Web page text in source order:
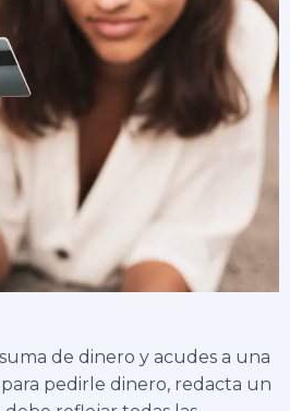
de dinero y acudes a una
pedirle dinero, redacta un